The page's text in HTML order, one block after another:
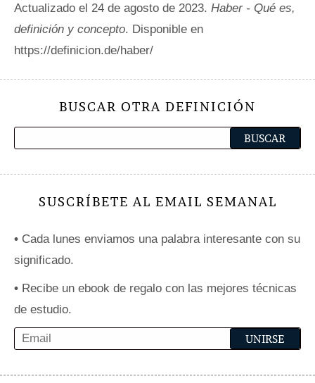
Actualizado el 24 de agosto de 2023. Haber - Qué es,
definición y concepto. Disponible en
https://definicion.de/haber/
BUSCAR OTRA DEFINICIÓN
SUSCRÍBETE AL EMAIL SEMANAL
• Cada lunes enviamos una palabra interesante con su
significado.
• Recibe un ebook de regalo con las mejores técnicas
de estudio.